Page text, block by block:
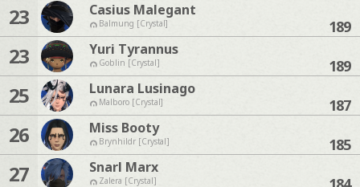
23 Casius Malegant
Balmung [Crystal] 189
23 Yuri Tyrannus
Goblin [Crystal] 189
25 Lunara Lusinago
Malboro [Crystal] 187
26 Miss Booty
Brynhildr [Crystal] 185
27 Snarl Marx
Zalera [Crystal]